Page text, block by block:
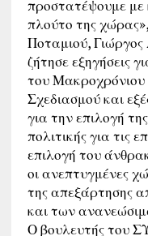
προστατέψουμε με
πλούτο της
Ποταμιού,
ζήτησε εξηγήσεις
του Μακροχρόνιου
Σχεδιασμού και
για την επιλογή
πολιτικής για τις
επιλογή του
οι ανεπτυγμένες
της απεξάρτησης
και των
Ο βουλευτής του